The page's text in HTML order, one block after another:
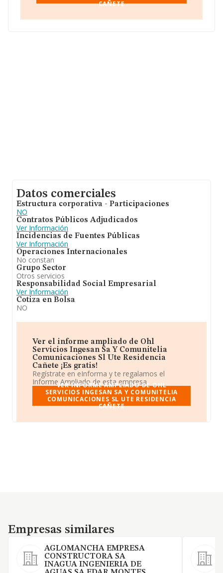
CAÑETE
Datos comerciales
Estructura corporativa - Participaciones
NO
Contratos Públicos Adjudicados
Ver Información
Incidencias de Fuentes Públicas
Ver Información
Operaciones Internacionales
No constan
Grupo Sector
Otros servicios
Responsabilidad Social Empresarial
Ver Información
Cotiza en Bolsa
NO
Ver el informe ampliado de Ohl
Servicios Ingesan Sa Y Comunitelia
Comunicaciones Sl Ute Residencia
Cañete ¡Es gratis!
Regístrate en eInforma y te regalamos el
Informe Ampliado de esta empresa.
VER INFORME AMPLIADO DE OHL
SERVICIOS INGESAN SA Y COMUNITELIA
COMUNICACIONES SL UTE RESIDENCIA
CAÑETE
Empresas similares
Empresas similares
AGLOMANCHA EMPRESA
CONSTRUCTORA SA
INAGUA INGENIERIA DE